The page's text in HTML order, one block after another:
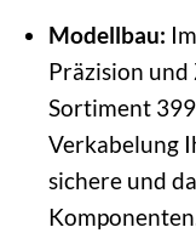
Modellbau:
Präzision und
Sortiment
Verkabelung
sichere und